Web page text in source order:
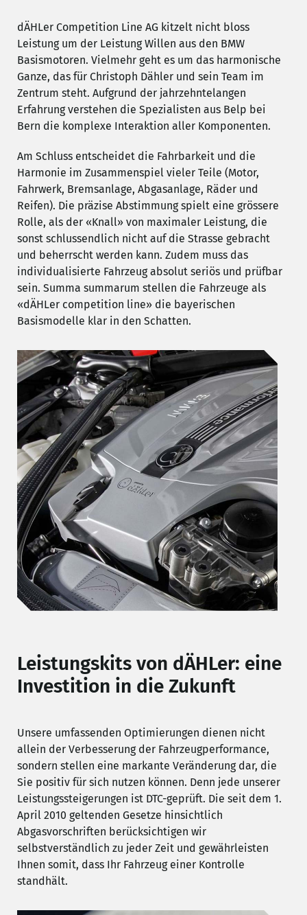
dÄHLer Competition Line AG kitzelt nicht bloss
Leistung um der Leistung Willen aus den BMW
Basismotoren. Vielmehr geht es um das harmonische
Ganze, das für Christoph Dähler und sein Team im
Zentrum steht. Aufgrund der jahrzehntelangen
Erfahrung verstehen die Spezialisten aus Belp bei
Bern die komplexe Interaktion aller Komponenten.
Am Schluss entscheidet die Fahrbarkeit und die
Harmonie im Zusammenspiel vieler Teile (Motor,
Fahrwerk, Bremsanlage, Abgasanlage, Räder und
Reifen). Die präzise Abstimmung spielt eine grössere
Rolle, als der «Knall» von maximaler Leistung, die
sonst schlussendlich nicht auf die Strasse gebracht
und beherrscht werden kann. Zudem muss das
individualisierte Fahrzeug absolut seriös und prüfbar
sein. Summa summarum stellen die Fahrzeuge als
«dÄHLer competition line» die bayerischen
Basismodelle klar in den Schatten.
Leistungskits von dÄHLer: eine
Investition in die Zukunft
Unsere umfassenden Optimierungen dienen nicht
allein der Verbesserung der Fahrzeugperformance,
sondern stellen eine markante Veränderung dar, die
Sie positiv für sich nutzen können. Denn jede unserer
Leistungssteigerungen ist DTC-geprüft. Die seit dem 1.
April 2010 geltenden Gesetze hinsichtlich
Abgasvorschriften berücksichtigen wir
selbstverständlich zu jeder Zeit und gewährleisten
Ihnen somit, dass Ihr Fahrzeug einer Kontrolle
standhält.